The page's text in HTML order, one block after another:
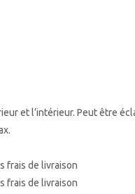
et l’intérieur. Peut être
frais de livraison
frais de livraison